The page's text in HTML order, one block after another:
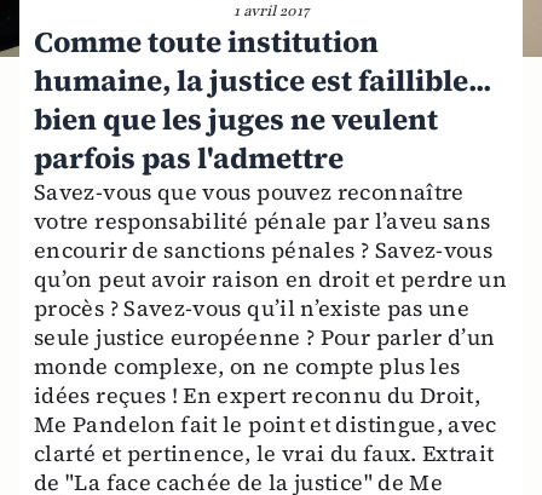
1 avril 2017
Comme toute institution
humaine, la justice est faillible...
bien que les juges ne veulent
parfois pas l'admettre
Savez-vous que vous pouvez reconnaître
votre responsabilité pénale par l’aveu sans
encourir de sanctions pénales ? Savez-vous
qu’on peut avoir raison en droit et perdre un
procès ? Savez-vous qu’il n’existe pas une
seule justice européenne ? Pour parler d’un
monde complexe, on ne compte plus les
idées reçues ! En expert reconnu du Droit,
Me Pandelon fait le point et distingue, avec
clarté et pertinence, le vrai du faux. Extrait
de "La face cachée de la justice" de Me